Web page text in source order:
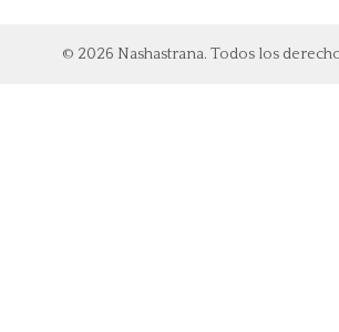
© 2026 Nashastrana. Todos los